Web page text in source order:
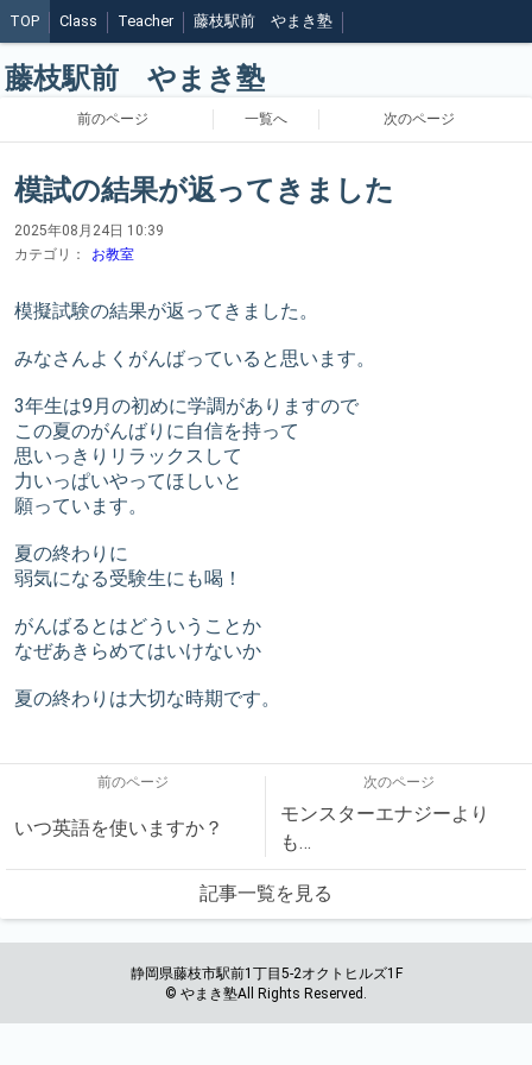
TOP Class Teacher 藤枝駅前 やまき塾
藤枝駅前 やまき塾
前のページ 一覧へ 次のページ
模試の結果が返ってきました
2025年08月24日 10:39
カテゴリ：
お教室
模擬試験の結果が返ってきました。
みなさんよくがんばっていると思います。
3年生は9月の初めに学調がありますので
この夏のがんばりに自信を持って
思いっきりリラックスして
力いっぱいやってほしいと
願っています。
夏の終わりに
弱気になる受験生にも喝！
がんばるとはどういうことか
なぜあきらめてはいけないか
夏の終わりは大切な時期です。
前のページ
いつ英語を使いますか？
次のページ
モンスターエナジーより
も…
記事一覧を見る
静岡県藤枝市駅前1丁目5-2オクトヒルズ1F
© やまき塾All Rights Reserved.